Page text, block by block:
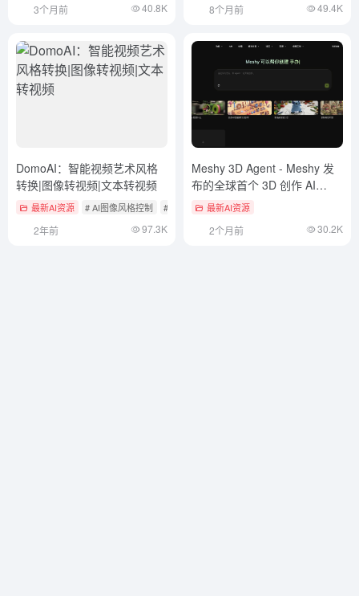
3个月前 40.8K 8个月前 49.4K
DomoAI：智能视频艺术风格
转换|图像转视频|文本转视频
最新AI资源 # AI图像风格控制 # AI文本转视频 # AI视频转换风格
2年前 97.3K
Meshy 3D Agent - Meshy 发
布的全球首个 3D 创作 AI
Agent最新AI资源
2个月前 30.2K